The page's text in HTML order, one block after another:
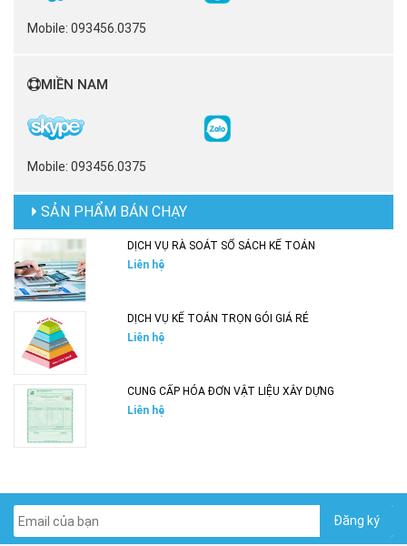
Mobile: 093456.0375
MIỀN NAM
Mobile: 093456.0375
SẢN PHẨM BÁN CHẠY
DỊCH VỤ RÀ SOÁT SỔ SÁCH KẾ TOÁN
Liên hệ
DỊCH VỤ KẾ TOÁN TRỌN GÓI GIÁ RẺ
Liên hệ
CUNG CẤP HÓA ĐƠN VẬT LIỆU XÂY DỰNG
Liên hệ